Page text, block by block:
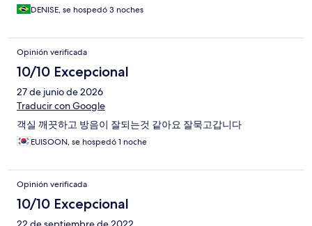
DENISE, se hospedó 3 noches
Opinión verificada
10/10 Excepcional
27 de junio de 2026
Traducir con Google
객실 깨끗하고 방음이 잘되는것 같아요 잘묵고갑니다
EUISOON, se hospedó 1 noche
Opinión verificada
10/10 Excepcional